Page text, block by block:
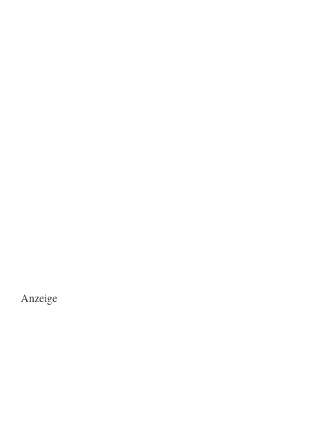
Anzeige